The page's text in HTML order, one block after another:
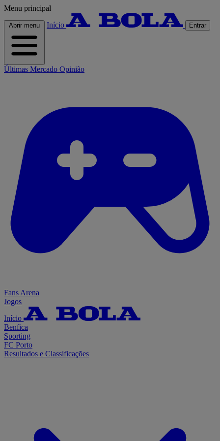
Menu principal
Abrir menu Início Entrar
Últimas Mercado Opinião
Fans Arena
Jogos
Início
Benfica
Sporting
FC Porto
Resultados e Classificações